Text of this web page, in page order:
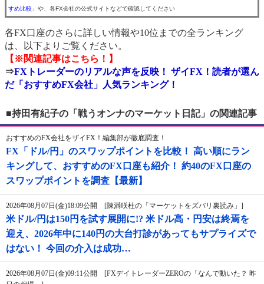
すめ比較」 や、各FX会社の公式サイトなどで確認してください
各FX口座のさらに詳しい情報や10位までの全ランキング
は、以下よりご覧ください。
【※関連記事はこちら！】
⇒FXトレーダーのリアルな声を反映！ ザイFX！読者が選ん
だ「おすすめFX会社」人気ランキング！
■持田有紀子の「戦うオンナのマーケット日記」の関連記事
おすすめのFX会社をザイFX！編集部が徹底調査！
FX「ドル/円」のスワップポイントを比較！ 高い順にラン
キングして、おすすめのFX口座も紹介！ 約40のFX口座の
スワップポイントを調査【最新】
2026年08月07日(金)18:09公開 [陳満咲杜の「マーケットをズバリ裏読み」]
米ドル/円は150円を試す展開に!? 米ドル高・円安は終焉を
迎え、2026年中に140円の大台打診があってもサプライズで
はない！ 今回の介入は成功…
2026年08月07日(金)09:11公開 [FXデイトレーダーZEROの「なんで動いた？ 昨